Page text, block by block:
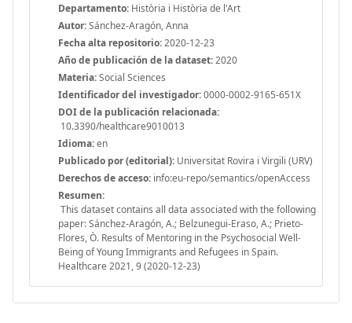
Departamento: Història i Història de l'Art
Autor:Sánchez-Aragón, Anna
Fecha alta repositorio:2020-12-23
Año de publicación de la dataset:2020
Materia:Social Sciences
Identificador del investigador:0000-0002-9165-651X
DOI de la publicación relacionada:
10.3390/healthcare9010013
Idioma:en
Publicado por (editorial): Universitat Rovira i Virgili (URV)
Derechos de acceso: info:eu-repo/semantics/openAccess
Resumen:
This dataset contains all data associated with the following
paper: Sánchez-Aragón, A.; Belzunegui-Eraso, A.; Prieto-
Flores, Ò. Results of Mentoring in the Psychosocial Well-
Being of Young Immigrants and Refugees in Spain.
Healthcare 2021, 9 (2020-12-23)